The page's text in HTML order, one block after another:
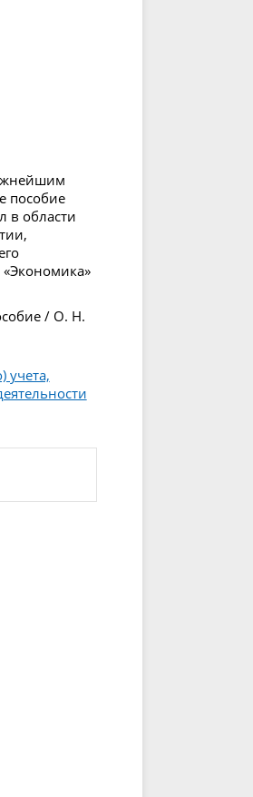
пособие
в области
/ О. Н.
учета,